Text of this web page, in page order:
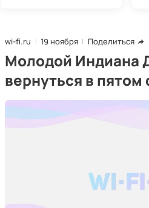
wi-fi.ru 19 ноября Поделиться
Молодой Индиана
вернуться в